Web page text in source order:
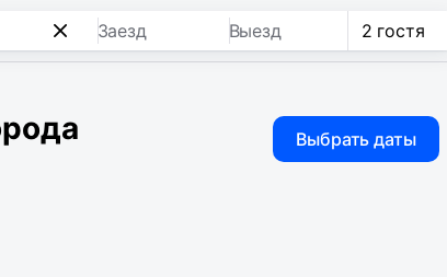
Заезд Выезд 2 гостя
Выбрать даты